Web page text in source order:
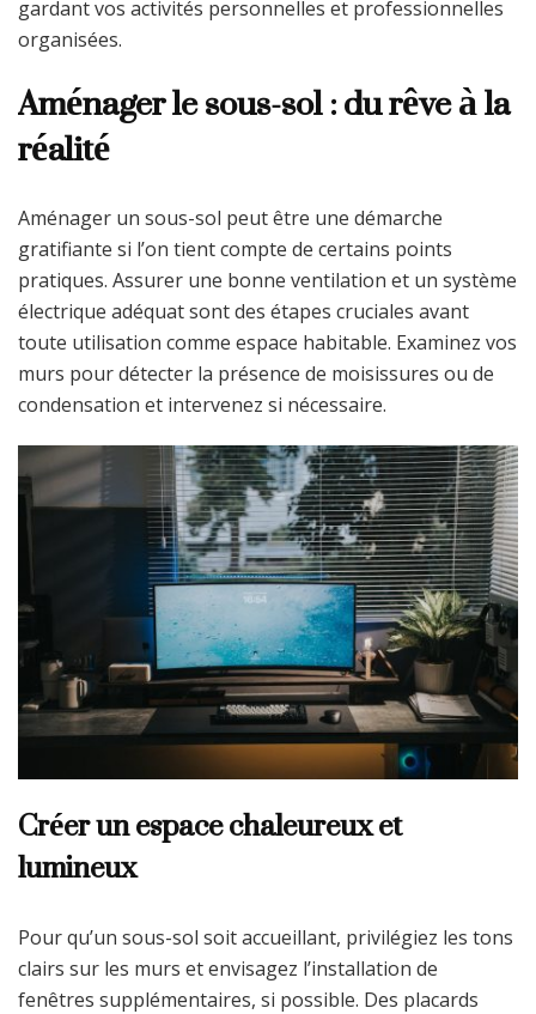
gardant vos activités personnelles et professionnelles
organisées.
Aménager le sous-sol : du rêve à la
réalité
Aménager un sous-sol peut être une démarche
gratifiante si l’on tient compte de certains points
pratiques. Assurer une bonne ventilation et un système
électrique adéquat sont des étapes cruciales avant
toute utilisation comme espace habitable. Examinez vos
murs pour détecter la présence de moisissures ou de
condensation et intervenez si nécessaire.
Créer un espace chaleureux et
lumineux
Pour qu’un sous-sol soit accueillant, privilégiez les tons
clairs sur les murs et envisagez l’installation de
fenêtres supplémentaires, si possible. Des placards